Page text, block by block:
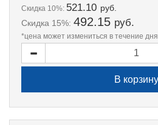
Скидка 10%: 521.10 руб.
Скидка 15%: 492.15 руб.
*цена может измениться в течение дня